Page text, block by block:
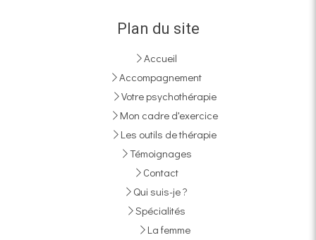
Plan du site
Accueil
Accompagnement
Votre psychothérapie
Mon cadre d'exercice
Les outils de thérapie
Témoignages
Contact
Qui suis-je ?
Spécialités
La femme